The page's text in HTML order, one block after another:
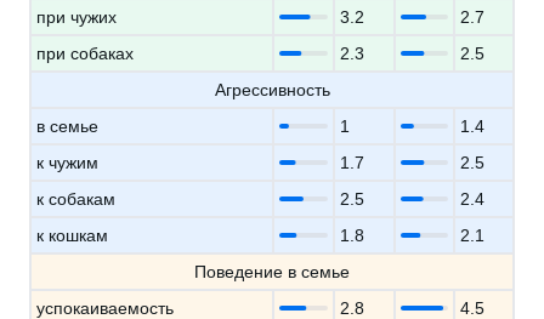
при чужих
3.2
2.7
при собаках
2.3
2.5
Агрессивность
в семье
1
1.4
к чужим
1.7
2.5
к собакам
2.5
2.4
к кошкам
1.8
2.1
Поведение в семье
успокаиваемость
2.8
4.5